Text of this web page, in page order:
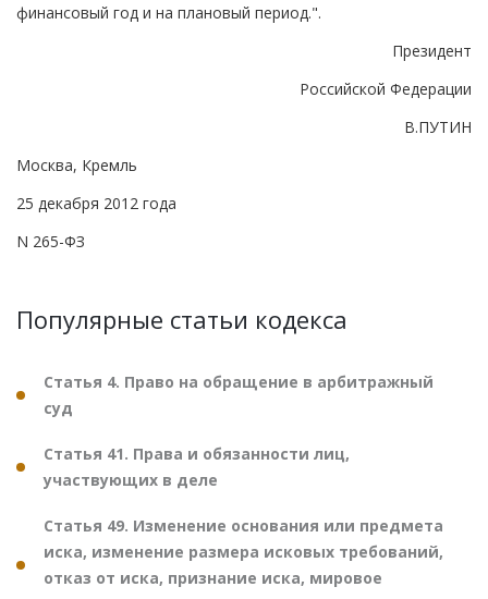
финансовый год и на плановый период.".
Президент
Российской Федерации
В.ПУТИН
Москва, Кремль
25 декабря 2012 года
N 265-ФЗ
Популярные статьи кодекса
Статья 4. Право на обращение в арбитражный
суд
Статья 41. Права и обязанности лиц,
участвующих в деле
Статья 49. Изменение основания или предмета
иска, изменение размера исковых требований,
отказ от иска, признание иска, мировое